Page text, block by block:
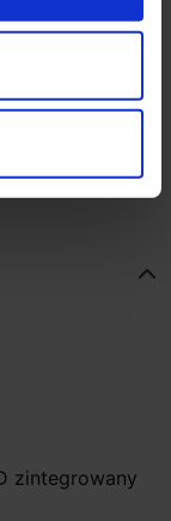
zintegrowany